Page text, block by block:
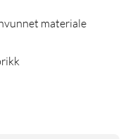
materiale